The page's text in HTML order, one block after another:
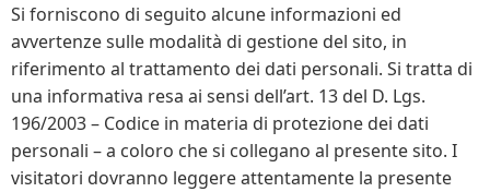
Si forniscono di seguito alcune informazioni ed
avvertenze sulle modalità di gestione del sito, in
riferimento al trattamento dei dati personali. Si tratta di
una informativa resa ai sensi dell’art. 13 del D. Lgs.
196/2003 – Codice in materia di protezione dei dati
personali – a coloro che si collegano al presente sito. I
visitatori dovranno leggere attentamente la presente